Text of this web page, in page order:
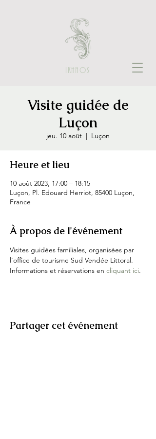
IKHNOS
Visite guidée de
Luçon
jeu. 10 août
  |
Luçon
Heure et lieu
10 août 2023, 17:00 – 18:15
Luçon, Pl. Edouard Herriot, 85400 Luçon,
France
À propos de l'événement
Visites guidées familiales, organisées par
l'office de tourisme Sud Vendée Littoral.
Informations et réservations en cliquant ici.
Partager cet événement